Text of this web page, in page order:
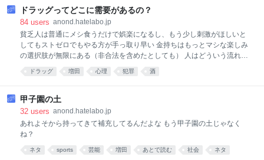
人物が言いそうな台詞が浮かばない。制作過程を見せ
られても、ラフがなく、いきなり清書の線から始まっ
ている。 僕も同じところに
ドラッグってどこに需要があるの？
84 users anond.hatelabo.jp
貧乏人は普通にメシ食うだけで娯楽になるし、もう少し刺激がほしいと
してもストゼロでもやる方が手っ取り早い 金持ちはもっとマシな楽しみ
の選択肢が無限にある（非合法を含めたとしても） 人はどういう流れで
ドラッグに手を出すことになるのか、いまだに実感として理解できない
ドラッグ 増田 心理 犯罪 酒
甲子園の土
32 users anond.hatelabo.jp
あれよそから持ってきて補充してるんだよな もう甲子園の土じゃなく
ね？
ネタ sports 芸能 増田 あとで読む 社会 ネタ